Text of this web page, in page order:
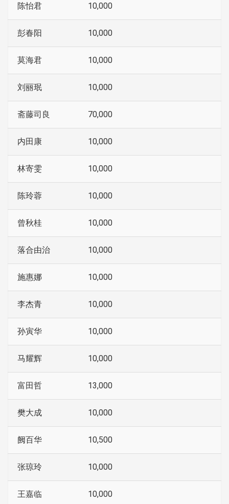
陈怡君 10,000
彭春阳 10,000
莫海君 10,000
刘丽珉 10,000
斋藤司良 70,000
内田康 10,000
林寄雯 10,000
陈玲蓉 10,000
曾秋桂 10,000
落合由治 10,000
施惠娜 10,000
李杰青 10,000
孙寅华 10,000
马耀辉 10,000
富田哲 13,000
樊大成 10,000
阙百华 10,500
张琼玲 10,000
王嘉临 10,000